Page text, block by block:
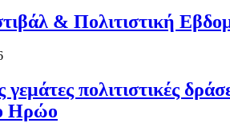
& Πολιτιστική
γεμάτες πολιτιστικές
Ηρώο